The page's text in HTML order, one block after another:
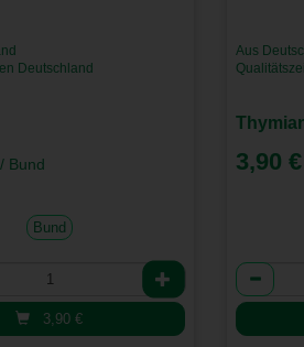
Deutschland
/ Bund
Bund
3,90€
Aus
3,90 €
Anzahl